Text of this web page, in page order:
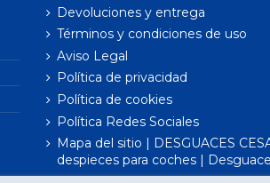
Devoluciones y entrega
Términos y condiciones de uso
Aviso Legal
Política de privacidad
Política de cookies
Política Redes Sociales
Mapa del sitio | DESGUACES
despieces para coches | Desguace